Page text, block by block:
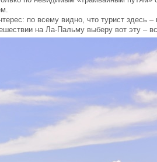
по всему видно, что турист здесь –
на Ла-Пальму выберу вот эту –